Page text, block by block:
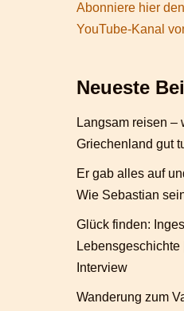
Abonniere hier
YouTube-Kanal
Neueste
Langsam reisen –
Griechenland gut
Er gab alles auf
Wie Sebastian
Glück finden:
Lebensgeschichte
Interview
Wanderung zum